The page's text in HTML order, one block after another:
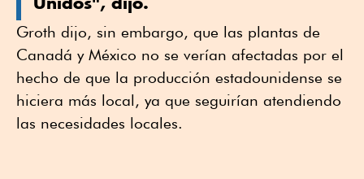
Groth dijo, sin embargo, que las plantas de
Canadá y México no se verían afectadas por el
hecho de que la producción estadounidense se
hiciera más local, ya que seguirían atendiendo
las necesidades locales.